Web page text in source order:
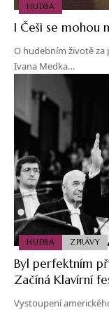
HUDBA
I Češi se mohou
O hudebním životě za
Ivana Medka…
HUDBA ZPRÁVY
Byl perfektním
Začíná Klavírní
Vystoupení